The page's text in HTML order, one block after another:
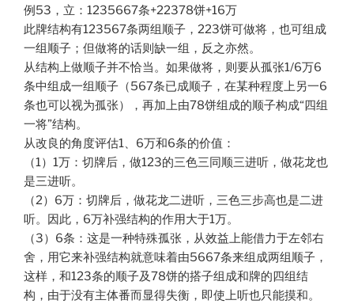
例53，立：1235667条+22378饼+16万
此牌结构有123567条两组顺子，223饼可做将，也可组成
一组顺子；但做将的话则缺一组，反之亦然。
从结构上做顺子并不恰当。如果做将，则要从孤张1/6万6
条中组成一组顺子（567条已成顺子，在某种程度上另一6
条也可以视为孤张），再加上由78饼组成的顺子构成“四组
一将”结构。
从改良的角度评估1、6万和6条的价值：
（1）1万：切牌后，做123的三色三同顺三进听，做花龙也
是三进听。
（2）6万：切牌后，做花龙二进听，三色三步高也是二进
听。因此，6万补强结构的作用大于1万。
（3）6条：这是一种特殊孤张，从效益上能借力于左邻右
舍，用它来补强结构就意味着由5667条来组成两组顺子，
这样，和123条的顺子及78饼的搭子组成和牌的四组结
构，由于没有主体番而显得失衡，即使上听也只能摸和。